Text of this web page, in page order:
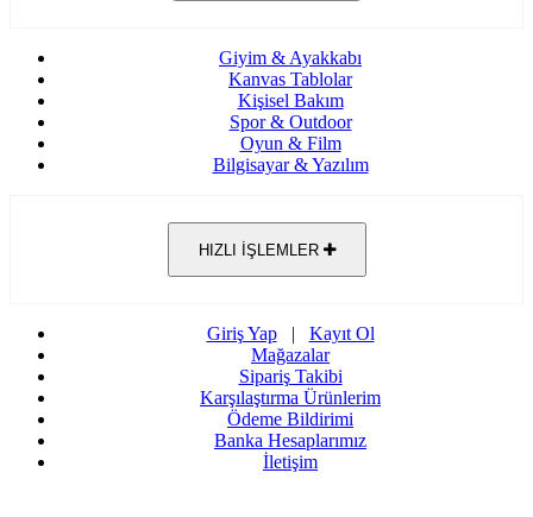
Giyim & Ayakkabı
Kanvas Tablolar
Kişisel Bakım
Spor & Outdoor
Oyun & Film
Bilgisayar & Yazılım
HIZLI İŞLEMLER
Giriş Yap| Kayıt Ol
Mağazalar
Sipariş Takibi
Karşılaştırma Ürünlerim
Ödeme Bildirimi
Banka Hesaplarımız
İletişim